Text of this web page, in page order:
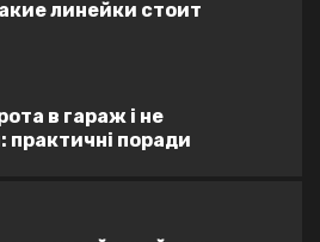
практичні поради
онлайн: рейтинг
тестів ПДР та